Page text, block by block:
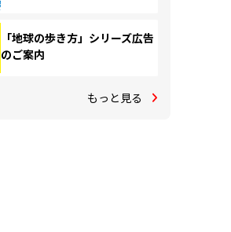
「地球の歩き方」シリーズ広告
のご案内
もっと見る